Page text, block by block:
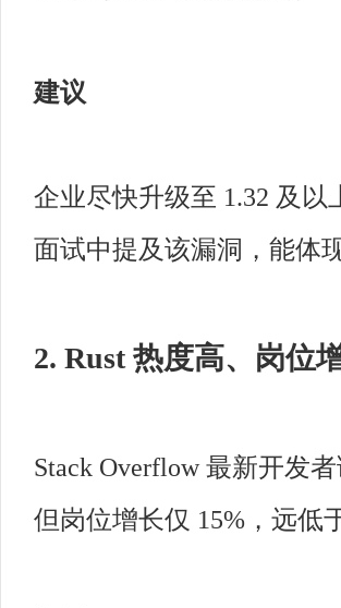
建议
企业尽快升级至 1.32 及以
面试中提及该漏洞，能体
2. Rust 热度高、岗位
Stack Overflow 最新开发
但岗位增长仅 15%，远低